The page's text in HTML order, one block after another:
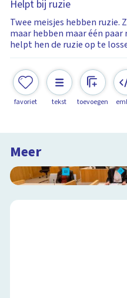
Helpt bij ruzie
Twee meisjes hebben
maar hebben maar één
helpt hen de ruzie op te
favoriet tekst toevoegen
Meer